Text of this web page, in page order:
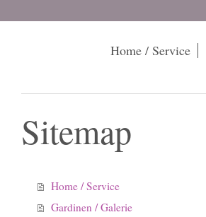
Home / Service
Sitemap
Home / Service
Gardinen / Galerie